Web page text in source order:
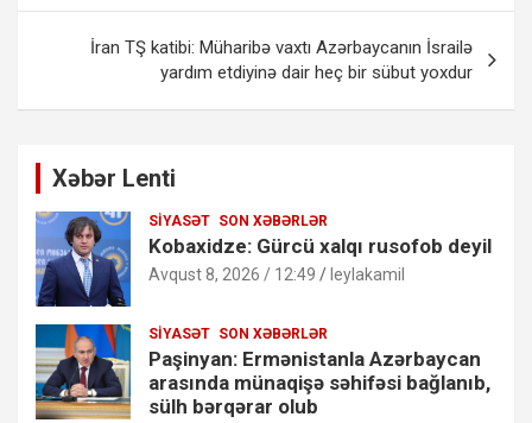
İran TŞ katibi: Müharibə vaxtı Azərbaycanın İsrailə
yardım etdiyinə dair heç bir sübut yoxdur
Xəbər Lenti
SIYASƏT SON XƏBƏRLƏR
Kobaxidze: Gürcü xalqı rusofob deyil
Avqust 8, 2026 / 12:49 leylakamil
SIYASƏT SON XƏBƏRLƏR
Paşinyan: Ermənistanla Azərbaycan
arasında münaqişə səhifəsi bağlanıb,
sülh bərqərar olub